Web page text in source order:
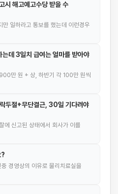
시 해고예고수당 받을 수
일하라고 통보를 했는데 이런경우
데 3일치 급여는 얼마를 받아야
만 원 + 상, 하반기 각 100만 원씩
두절+무단결근, 30일 기다려야
에 신고된 상태에서 회사가 이를
경영상의 이유로 물리치료실을